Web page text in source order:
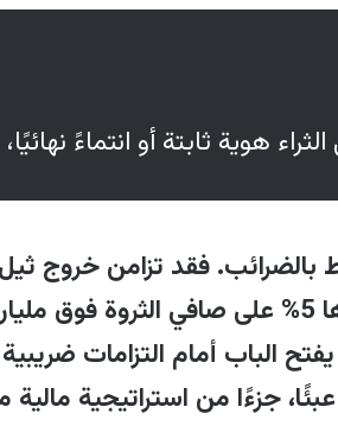
مع تصريحات ثيل بأن
"بالانتير" على البيانات
الحديثة، بالإضافة
هوية ثابتة أو انتماءً
بالضرائب. فقد تزامن
الثروات الضخمة، عبر فرض ضريبة قدرها 5%
الباب أمام التزامات
جزءًا من استراتيجية